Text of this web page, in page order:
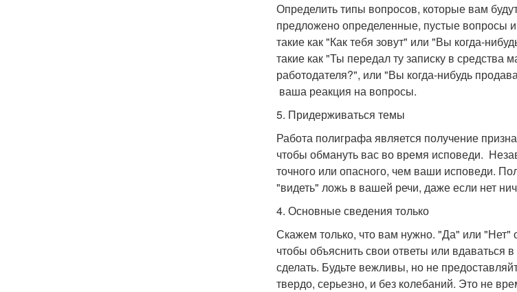
Определить типы вопросов, которые вам
предложено определенные, пустые вопросы
такие как "Как тебя зовут" или "Вы когда-
такие как "Ты передал ту записку в
работодателя?", или "Вы когда-нибудь
ваша реакция на вопросы.
5. Придерживаться темы
Работа полиграфа является получение
чтобы обмануть вас во время исповеди.
точного или опасного, чем ваши исповеди.
"видеть" ложь в вашей речи, даже если нет
4. Основные сведения только
Скажем только, что вам нужно. "Да" или
чтобы объяснить свои ответы или вдаваться
сделать. Будьте вежливы, но не
твердо, серьезно, и без колебаний. Это не